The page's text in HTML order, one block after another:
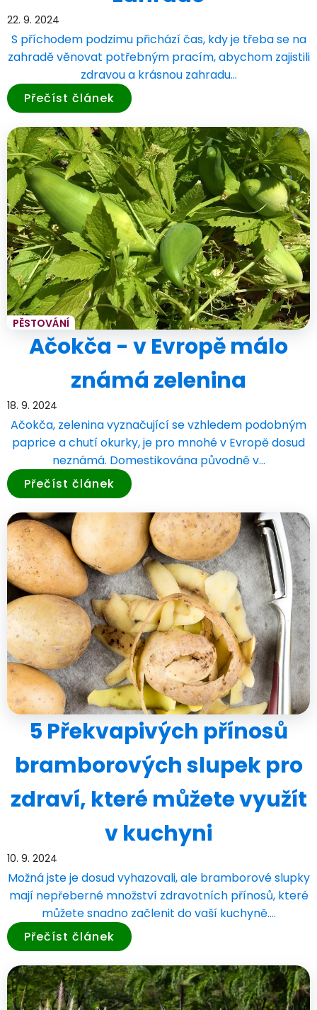
22. 9. 2024
S příchodem podzimu přichází čas, kdy je třeba se na
zahradě věnovat potřebným pracím, abychom zajistili
zdravou a krásnou zahradu…
Přečíst článek
PĚSTOVÁNÍ
Ačokča - v Evropě málo
známá zelenina
18. 9. 2024
Ačokča, zelenina vyznačující se vzhledem podobným
paprice a chutí okurky, je pro mnohé v Evropě dosud
neznámá. Domestikována původně v…
Přečíst článek
5 Překvapivých přínosů
bramborových slupek pro
zdraví, které můžete využít
v kuchyni
10. 9. 2024
Možná jste je dosud vyhazovali, ale bramborové slupky
mají nepřeberné množství zdravotních přínosů, které
můžete snadno začlenit do vaší kuchyně.…
Přečíst článek